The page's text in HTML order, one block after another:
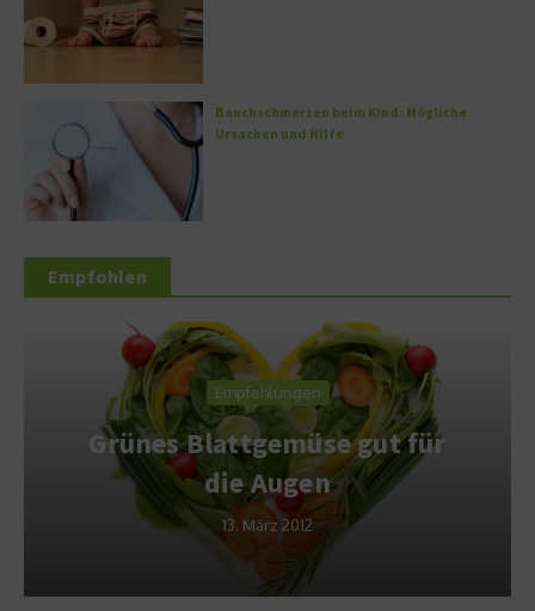
Bauchschmerzen beim Kind: Mögliche
Ursachen und Hilfe
Empfohlen
Empfehlungen
Grünes Blattgemüse gut für
die Augen
13. März 2012